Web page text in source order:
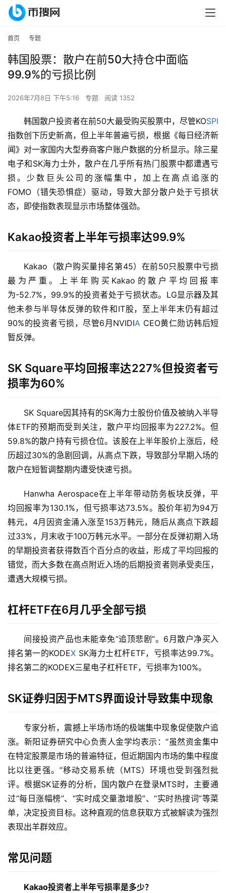
首
行
首页 专题
韩国股票：散户在前50大持仓中面临
99.9%的亏损比例
2026年7月8日 下午5:16 专题 阅读 1352
韩国散户投资者在前50大最受购买股票中，尽管KOSPI
指数创下历史新高，但上半年普遍亏损，根据《每日经济新
闻》对一家国内大型券商客户账户数据的分析显示。除三星
电子和SK海力士外，散户在几乎所有热门股票中都遭遇亏
损。少数巨头公司的涨幅集中，加上在高点追涨的
FOMO（错失恐惧症）驱动，导致大部分散户处于亏损状
态，即使指数表现显示市场整体强劲。
Kakao投资者上半年亏损率达99.9%
Kakao（散户购买量排名第45）在前50只股票中亏损
最为严重。上半年购买Kakao的散户平均回报率
为-52.7%，99.9%的投资者处于亏损状态。LG显示器及其
他未参与半导体反弹的软件和IT股，至上半年末仍有超过
90%的投资者亏损，尽管6月NVIDIA CEO黄仁勋访韩后短
暂反弹。
SK Square平均回报率达227%但投资者亏
损率为60%
SK Square因其持有的SK海力士股份价值及被纳入半导
体ETF的预期而受到关注，散户平均回报率为227.2%。但
59.8%的散户持有亏损仓位。该股在上半年股价上涨后，经
历超过30%的急剧回调，从高点下跌，导致部分早期入场的
散户在短暂调整期内遭受快速亏损。
Hanwha Aerospace在上半年带动防务板块反弹，平
均回报率为130.1%，但亏损率达73.5%。股价年初为94万
韩元，4月因资金涌入涨至153万韩元，随后从高点下跌超
过33%，月末收于100万韩元水平。一部分在反弹初期入场
的早期投资者获得数百个百分点的收益，形成了平均回报的
错觉，而大多数在高点附近入场的后期投资者则承受卖压，
遭遇大规模亏损。
杠杆ETF在6月几乎全部亏损
间接投资产品也未能幸免“追顶悲剧”。6月散户净买入
排名第一的KODEX SK海力士杠杆ETF，亏损率达99.7%。
排名第二的KODEX三星电子杠杆ETF，亏损率为100%。
SK证券归因于MTS界面设计导致集中现象
专家分析，震撼上半场市场的极端集中现象促使散户追
涨。新阳证券研究中心负责人金学均表示：“虽然资金集中
在特定股票是市场的普遍特征，但近期国内市场的集中程度
比以往更强。”移动交易系统（MTS）环境也受到强烈批
评。根据SK证券的分析，国内散户在登录MTS时，主要通
过“每日涨幅榜”、“实时成交量激增股”、“实时热搜词”等菜
单，决定投资目标。这种直观的信息获取方式被解读为强烈
表现出羊群效应。
常见问题
Kakao投资者上半年亏损率是多少？